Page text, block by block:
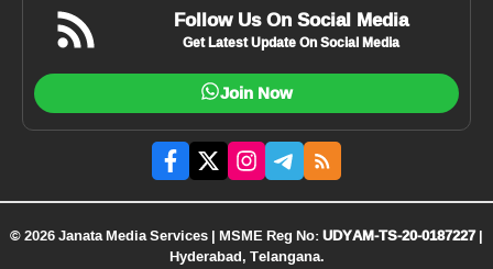
Follow Us On Social Media
Get Latest Update On Social Media
Join Now
© 2026 Janata Media Services | MSME Reg No:UDYAM-TS-20-0187227|
Hyderabad, Telangana.